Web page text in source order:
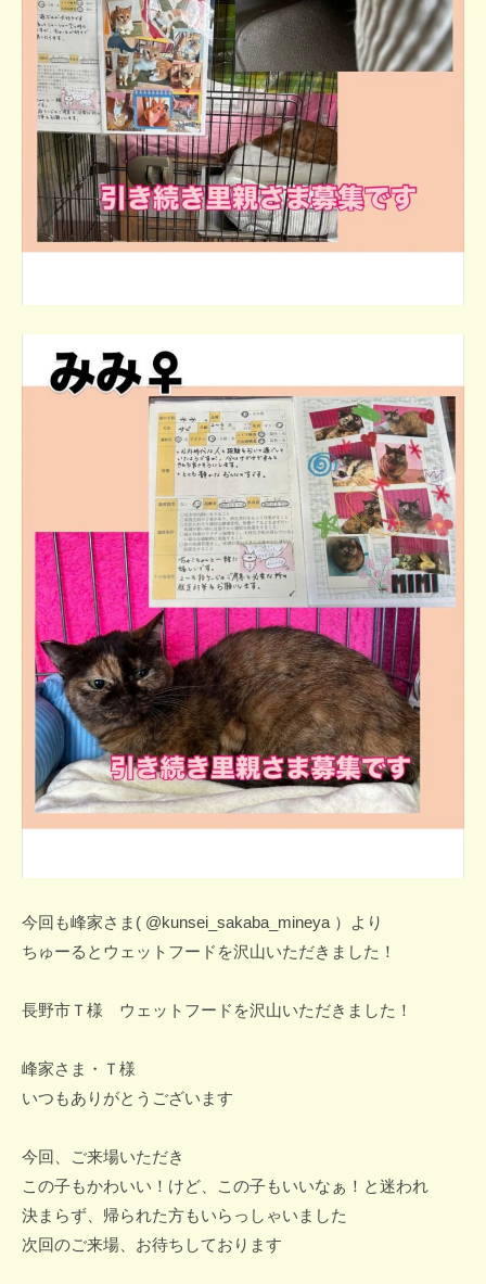
今回も峰家さま( @kunsei_sakaba_mineya ）より
ちゅーるとウェットフードを沢山いただきました！
長野市Ｔ様 ウェットフードを沢山いただきました！
峰家さま・Ｔ様
いつもありがとうございます
今回、ご来場いただき
この子もかわいい！けど、この子もいいなぁ！と迷われ
決まらず、帰られた方もいらっしゃいました
次回のご来場、お待ちしております